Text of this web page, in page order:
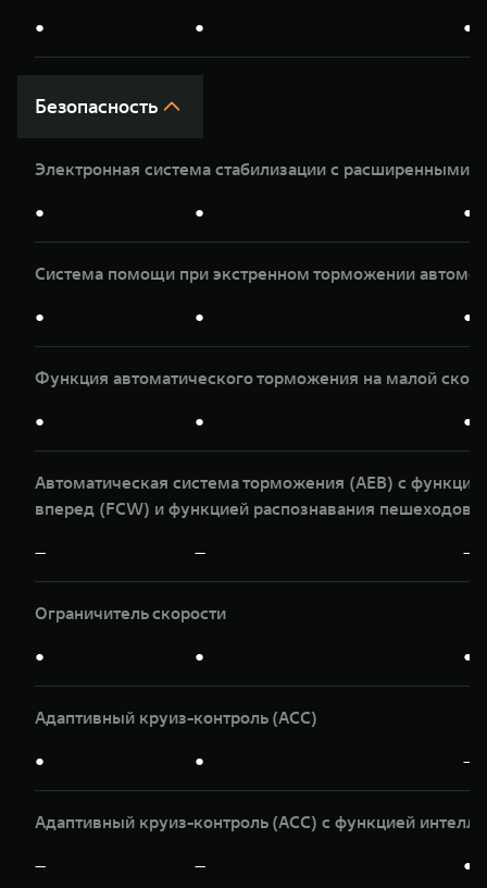
● ● ●
Безопасность
Электронная система стабилизации с расширенными
● ● ●
Система помощи при экстренном торможении
● ● ●
Функция автоматического торможения на малой
● ● ●
Автоматическая система торможения (AEB) с
вперед (FCW) и функцией распознавания пешеходов
— — —
Ограничитель скорости
● ● ●
Адаптивный круиз-контроль (ACC)
● ● —
Адаптивный круиз-контроль (ACC) с функцией
— — ●